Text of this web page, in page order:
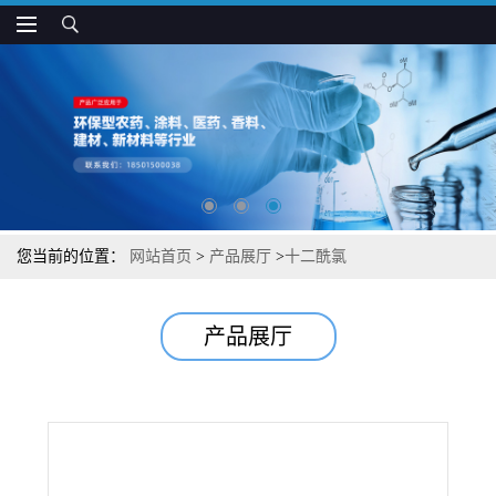
您当前的位置： 网站首页 > 产品展厅 >十二酰氯
产品展厅